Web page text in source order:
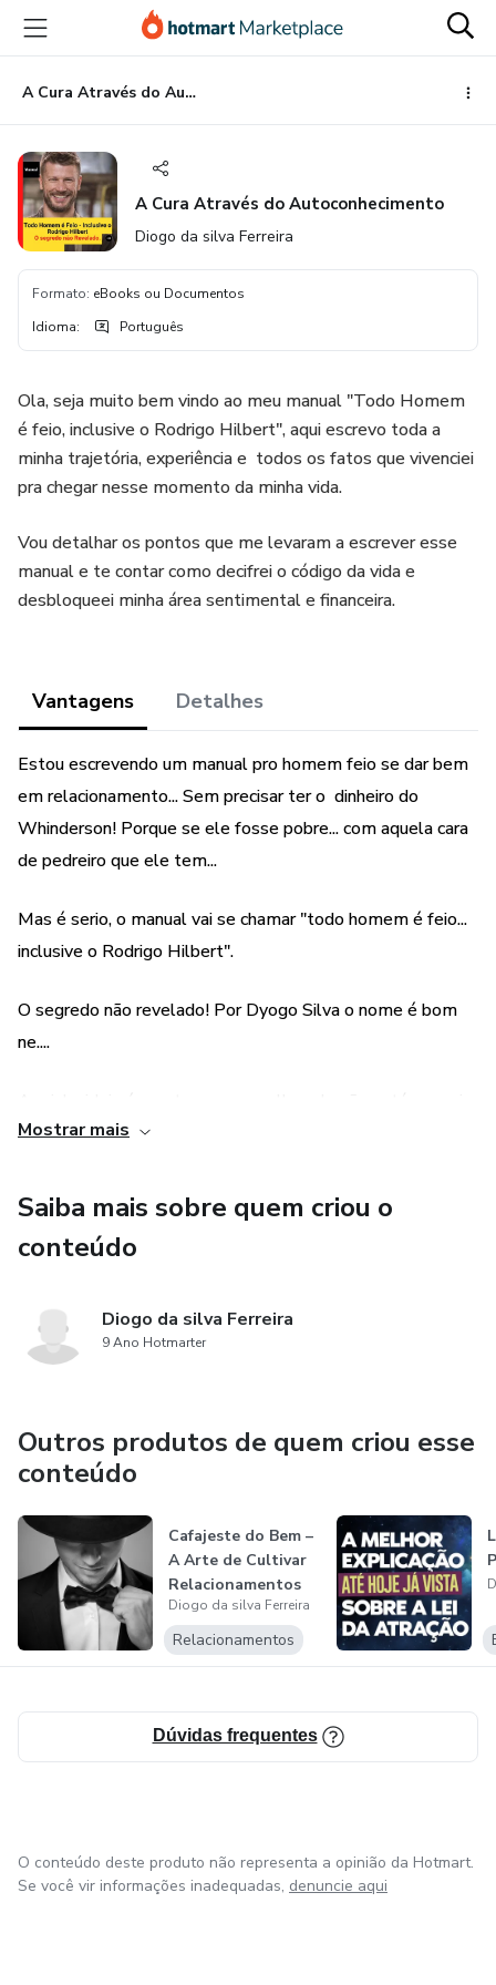
para
conteúdo
principal
para
pagamento
para
rodapé
A Cura Através do Autoconhecimento
A Cura Através do Autoconhecimento
Diogo da silva Ferreira
Formato: eBooks ou Documentos
Idioma: Português
Ola, seja muito bem vindo ao meu manual "Todo Homem
é feio, inclusive o Rodrigo Hilbert", aqui escrevo toda a
minha trajetória, experiência e todos os fatos que vivenciei
pra chegar nesse momento da minha vida.
Vou detalhar os pontos que me levaram a escrever esse
manual e te contar como decifrei o código da vida e
desbloqueei minha área sentimental e financeira.
Vantagens Detalhes
Estou escrevendo um manual pro homem feio se dar bem
em relacionamento... Sem precisar ter o dinheiro do
Whinderson! Porque se ele fosse pobre... com aquela cara
de pedreiro que ele tem...
Mas é serio, o manual vai se chamar "todo homem é feio...
inclusive o Rodrigo Hilbert".
O segredo não revelado! Por Dyogo Silva o nome é bom
ne....
se o cara é feio... pra ela oque importa são 3 pilares
Se o cara é engraçado
e principalmente se faz a mulher ter orgasmo...
arrasta pra cima pra mais informações.
Mostrar mais
Saiba mais sobre quem criou o
conteúdo
Diogo da silva Ferreira
9 Ano Hotmarter
Outros produtos de quem criou esse
conteúdo
Cafajeste do Bem –
A Arte de Cultivar
Relacionamentos
Saudáv...
Diogo da silva Ferreira
Relacionamentos
Dúvidas frequentes
O conteúdo deste produto não representa a opinião da Hotmart.
Se você vir informações inadequadas, denuncie aqui